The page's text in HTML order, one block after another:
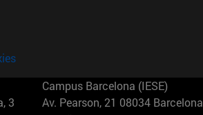
3
Campus Barcelona (IESE)
Av. Pearson, 21 08034 Barcelona